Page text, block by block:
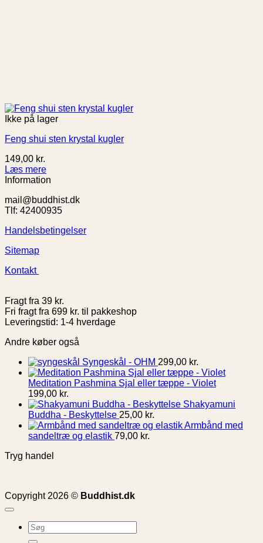
Ikke på lager
Feng shui sten krystal kugler
149,00 kr.
Læs mere
Information
mail@buddhist.dk
Tlf: 42400935
Handelsbetingelser
Sitemap
Kontakt
Fragt fra 39 kr.
Fri fragt fra 699 kr. til pakkeshop
Leveringstid: 1-4 hverdage
Andre køber også
Syngeskål - OHM 299,00 kr.
Meditation Pashmina Sjal eller tæppe - Violet
199,00 kr.
Shakyamuni
Buddha - Beskyttelse 25,00 kr.
Armbånd med
sandeltræ og elastik 79,00 kr.
Tryg handel
Copyright 2026 © Buddhist.dk
Søg
efter: